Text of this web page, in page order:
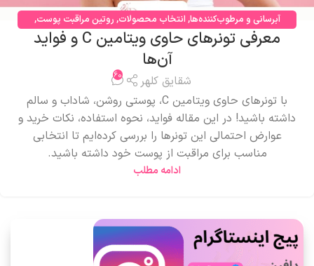
آبرسانی و مرطوب‌کننده‌ها, انتخاب محصولات, روتین مراقبت پوست,
محصولات مراقبتی, مراقبت صورت
معرفی تونرهای حاوی ویتامین C و فواید
آن‌ها
شقایق کلهر 60
با تونرهای حاوی ویتامین C، پوستی روشن، شاداب و سالم
داشته باشید! در این مقاله فواید، نحوه استفاده، نکات خرید و
عوارض احتمالی این تونرها را بررسی کرده‌ایم تا انتخابی
مناسب برای مراقبت از پوست خود داشته باشید.
ادامه مطلب